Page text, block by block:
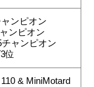
ンピオン
ンピオン
ャンピオン
位
& MiniMotard